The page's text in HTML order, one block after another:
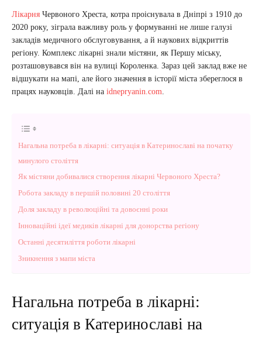
Лікарня Червоного Хреста, котра проіснувала в Дніпрі з 1910 до
2020 року, зіграла важливу роль у формуванні не лише галузі
закладів медичного обслуговування, а й наукових відкриттів
регіону. Комплекс лікарні знали містяни, як Першу міську,
розташовувався він на вулиці Короленка. Зараз цей заклад вже не
відшукати на мапі, але його значення в історії міста збереглося в
працях науковців. Далі на idnepryanin.com.
Нагальна потреба в лікарні: ситуація в Катеринославі на початку
минулого століття
Як містяни добивалися створення лікарні Червоного Хреста?
Робота закладу в першій половині 20 століття
Доля закладу в революційні та довоєнні роки
Інноваційні ідеї медиків лікарні для донорства регіону
Останні десятиліття роботи лікарні
Зникнення з мапи міста
Нагальна потреба в лікарні:
ситуація в Катеринославі на